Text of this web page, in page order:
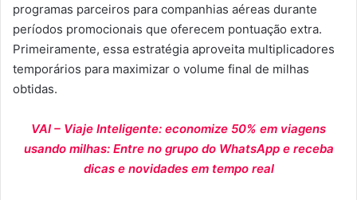
programas parceiros para companhias aéreas durante
períodos promocionais que oferecem pontuação extra.
Primeiramente, essa estratégia aproveita multiplicadores
temporários para maximizar o volume final de milhas
obtidas.
VAI – Viaje Inteligente: economize 50% em viagens
usando milhas: Entre no grupo do WhatsApp e receba
dicas e novidades em tempo real